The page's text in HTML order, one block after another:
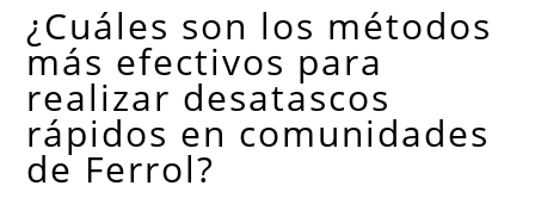
¿Cuáles son los métodos
más efectivos para
realizar desatascos
rápidos en comunidades
de Ferrol?